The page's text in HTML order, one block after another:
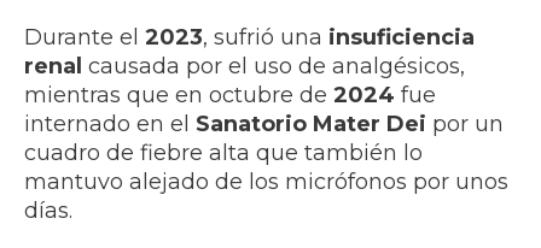
Durante el 2023, sufrió una insuficiencia
renal causada por el uso de analgésicos,
mientras que en octubre de 2024 fue
internado en el Sanatorio Mater Dei por un
cuadro de fiebre alta que también lo
mantuvo alejado de los micrófonos por unos
días.